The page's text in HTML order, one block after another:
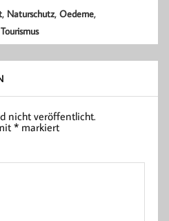
, Naturschutz,Oedeme,
Tourismus
nicht veröffentlicht.
* markiert